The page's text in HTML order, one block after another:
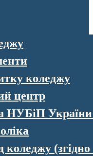
коледжу
центр
НУБіП України
коледжу